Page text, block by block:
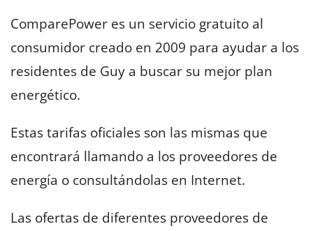
ComparePower es un servicio gratuito al
consumidor creado en 2009 para ayudar a los
residentes de Guy a buscar su mejor plan
energético.
Estas tarifas oficiales son las mismas que
encontrará llamando a los proveedores de
energía o consultándolas en Internet.
Las ofertas de diferentes proveedores de